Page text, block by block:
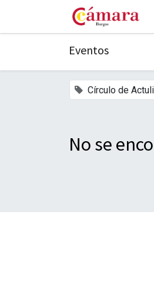
Eventos
Círculo de
No se